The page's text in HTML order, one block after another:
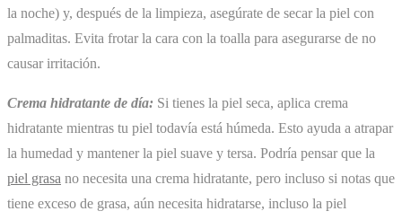
la noche) y, después de la limpieza, asegúrate de secar la piel con
palmaditas. Evita frotar la cara con la toalla para asegurarse de no
causar irritación.
Crema hidratante de día: Si tienes la piel seca, aplica crema
hidratante mientras tu piel todavía está húmeda. Esto ayuda a atrapar
la humedad y mantener la piel suave y tersa. Podría pensar que la
piel grasa no necesita una crema hidratante, pero incluso si notas que
tiene exceso de grasa, aún necesita hidratarse, incluso la piel